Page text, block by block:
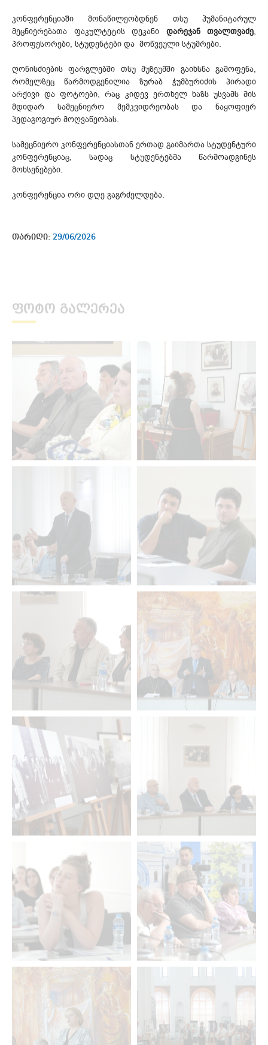
კონფერენციაში მონაწილეობდნენ თსუ ჰუმანიტარულ
მეცნიერებათა ფაკულტეტის დეკანი დარეჯან თვალთვაძე,
პროფესორები, სტუდენტები და მოწვეული სტუმრები.
ღონისძიების ფარგლებში თსუ მუზეუმში გაიხსნა გამოფენა,
რომელზეც წარმოდგენილია ზურაბ ჭუმბურიძის პირადი
არქივი და ფოტოები, რაც კიდევ ერთხელ ხაზს უსვამს მის
მდიდარ სამეცნიერო მემკვიდრეობას და ნაყოფიერ
პედაგოგიურ მოღვაწეობას.
სამეცნიერო კონფერენციასთან ერთად გაიმართა სტუდენტური
კონფერენციაც, სადაც სტუდენტებმა წარმოადგინეს
მოხსენებები.
კონფერენცია ორი დღე გაგრძელდება.
თარიღი: 29/06/2026